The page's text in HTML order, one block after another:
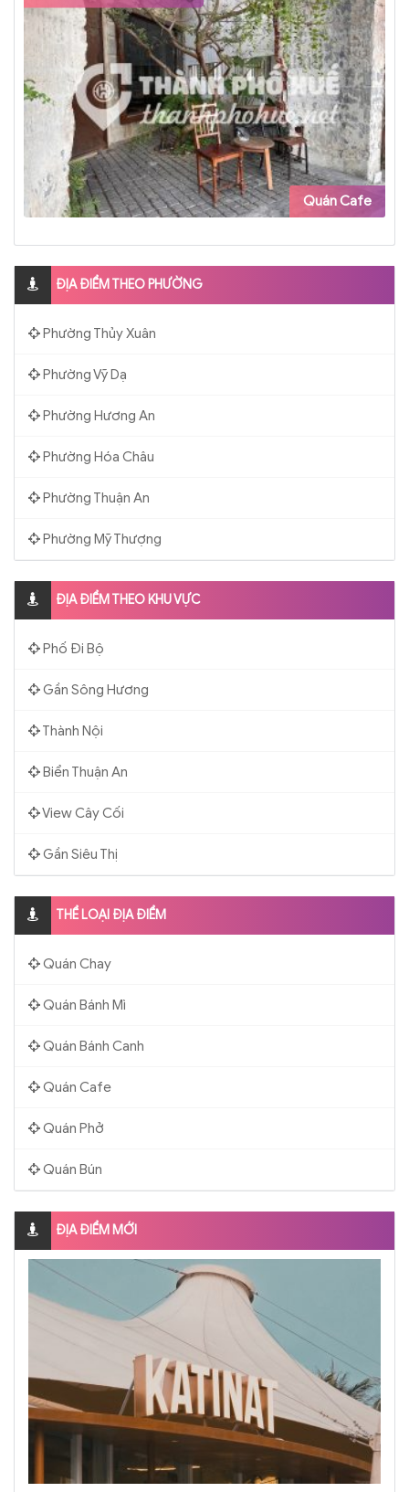
Quán Cafe
ĐỊA ĐIỂM THEO PHƯỜNG
Phường Thủy Xuân
Phường Vỹ Dạ
Phường Hương An
Phường Hóa Châu
Phường Thuận An
Phường Mỹ Thượng
ĐỊA ĐIỂM THEO KHU VỰC
Phố Đi Bộ
Gần Sông Hương
Thành Nội
Biển Thuận An
View Cây Cối
Gần Siêu Thị
THỂ LOẠI ĐỊA ĐIỂM
Quán Chay
Quán Bánh Mì
Quán Bánh Canh
Quán Cafe
Quán Phở
Quán Bún
ĐỊA ĐIỂM MỚI